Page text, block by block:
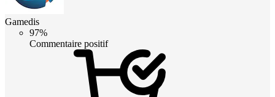
Gamedis
97%
Commentaire positif